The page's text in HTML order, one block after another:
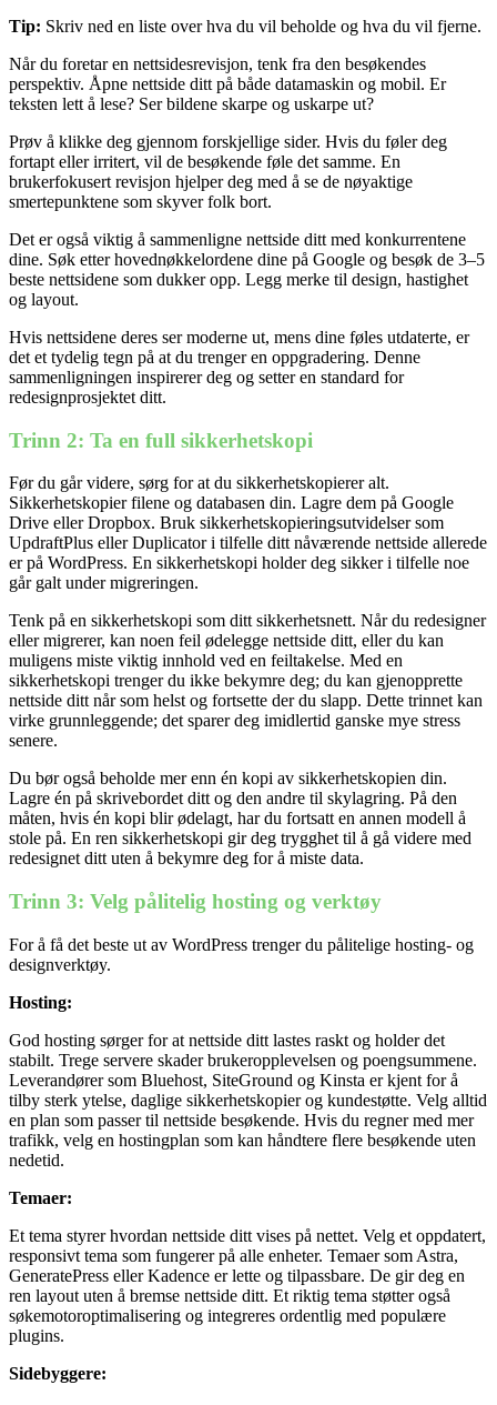
Tip: Skriv ned en liste over hva du vil beholde og hva du vil fjerne.
Når du foretar en nettsidesrevisjon, tenk fra den besøkendes
perspektiv. Åpne nettside ditt på både datamaskin og mobil. Er
teksten lett å lese? Ser bildene skarpe og uskarpe ut?
Prøv å klikke deg gjennom forskjellige sider. Hvis du føler deg
fortapt eller irritert, vil de besøkende føle det samme. En
brukerfokusert revisjon hjelper deg med å se de nøyaktige
smertepunktene som skyver folk bort.
Det er også viktig å sammenligne nettside ditt med konkurrentene
dine. Søk etter hovednøkkelordene dine på Google og besøk de 3–5
beste nettsidene som dukker opp. Legg merke til design, hastighet
og layout.
Hvis nettsidene deres ser moderne ut, mens dine føles utdaterte, er
det et tydelig tegn på at du trenger en oppgradering. Denne
sammenligningen inspirerer deg og setter en standard for
redesignprosjektet ditt.
Trinn 2: Ta en full sikkerhetskopi
Før du går videre, sørg for at du sikkerhetskopierer alt.
Sikkerhetskopier filene og databasen din. Lagre dem på Google
Drive eller Dropbox. Bruk sikkerhetskopieringsutvidelser som
UpdraftPlus eller Duplicator i tilfelle ditt nåværende nettside allerede
er på WordPress. En sikkerhetskopi holder deg sikker i tilfelle noe
går galt under migreringen.
Tenk på en sikkerhetskopi som ditt sikkerhetsnett. Når du redesigner
eller migrerer, kan noen feil ødelegge nettside ditt, eller du kan
muligens miste viktig innhold ved en feiltakelse. Med en
sikkerhetskopi trenger du ikke bekymre deg; du kan gjenopprette
nettside ditt når som helst og fortsette der du slapp. Dette trinnet kan
virke grunnleggende; det sparer deg imidlertid ganske mye stress
senere.
Du bør også beholde mer enn én kopi av sikkerhetskopien din.
Lagre én på skrivebordet ditt og den andre til skylagring. På den
måten, hvis én kopi blir ødelagt, har du fortsatt en annen modell å
stole på. En ren sikkerhetskopi gir deg trygghet til å gå videre med
redesignet ditt uten å bekymre deg for å miste data.
Trinn 3: Velg pålitelig hosting og verktøy
For å få det beste ut av WordPress trenger du pålitelige hosting- og
designverktøy.
Hosting:
God hosting sørger for at nettside ditt lastes raskt og holder det
stabilt. Trege servere skader brukeropplevelsen og poengsummene.
Leverandører som Bluehost, SiteGround og Kinsta er kjent for å
tilby sterk ytelse, daglige sikkerhetskopier og kundestøtte. Velg alltid
en plan som passer til nettside besøkende. Hvis du regner med mer
trafikk, velg en hostingplan som kan håndtere flere besøkende uten
nedetid.
Temaer:
Et tema styrer hvordan nettside ditt vises på nettet. Velg et oppdatert,
responsivt tema som fungerer på alle enheter. Temaer som Astra,
GeneratePress eller Kadence er lette og tilpassbare. De gir deg en
ren layout uten å bremse nettside ditt. Et riktig tema støtter også
søkemotoroptimalisering og integreres ordentlig med populære
plugins.
Sidebyggere:
Nødvendig
Preferanser
Statistikk
Markedsføring